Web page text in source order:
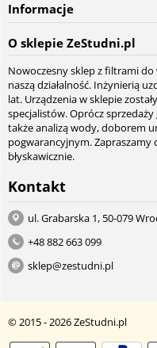
Informacje
O sklepie ZeStudni.pl
Nowoczesny sklep z filtrami do
naszą działalność. Inżynierią
lat. Urządzenia w sklepie
specjalistów. Oprócz
także analizą wody, doborem
pogwarancyjnym.
błyskawicznie.
Kontakt
ul. Grabarska 1, 50-079
+48 882 663 099
sklep@zestudni.pl
© 2015 - 2026 ZeStudni.pl